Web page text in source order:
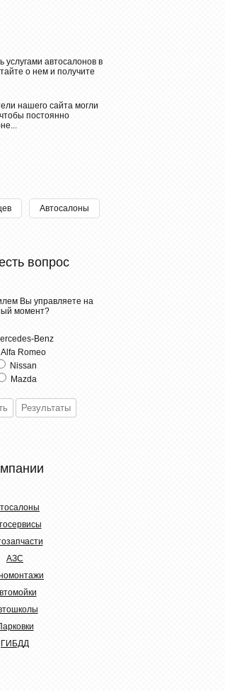
услугами автосалонов в
о нем и получите
нашего сайта могли
постоянно
Автосалоны
вопрос
Вы управляете на
момент?
Benz
Alfa Romeo
Nissan
Mazda
АЗС
ГИБДД